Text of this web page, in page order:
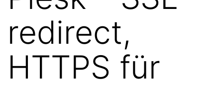
redirect,
HTTPS für